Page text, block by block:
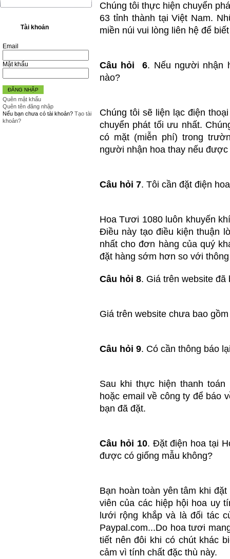
Tài khoản
Email
Mật khẩu
ĐĂNG NHẬP
Quên mật khẩu
Quên tên đăng nhập
Nếu bạn chưa có tài khoản? Tạo tài
khoản?
Chúng tôi thực hiện chuyển
63 tỉnh thành tại Việt Nam.
miền núi vui lòng liên hệ để
Câu hỏi 6. Nếu người nhận
nào?
Chúng tôi sẽ liện lạc điện
chuyển phát tối ưu nhất.
có mặt (miễn phí) trong
người nhận hoa thay nếu
Câu hỏi 7. Tôi cần đặt điện
Hoa Tươi 1080 luôn khuyến
Điều này tạo điều kiện thuận
nhất cho đơn hàng của quý
đặt hàng sớm hơn so với
Câu hỏi 8. Giá trên website đã
Giá trên website chưa bao
Câu hỏi 9. Có cần thông báo
Sau khi thực hiện thanh
hoặc email về công ty để báo
bạn đã đặt.
Câu hỏi 10. Đặt điện hoa tại
được có giống mẫu không?
Bạn hoàn toàn yên tâm khi
viên của các hiệp hội hoa uy
lưới rộng khắp và là đối tác
Paypal.com...Do hoa tươi
tiết nên đôi khi có chút khác
cảm vì tính chất đặc thù này.